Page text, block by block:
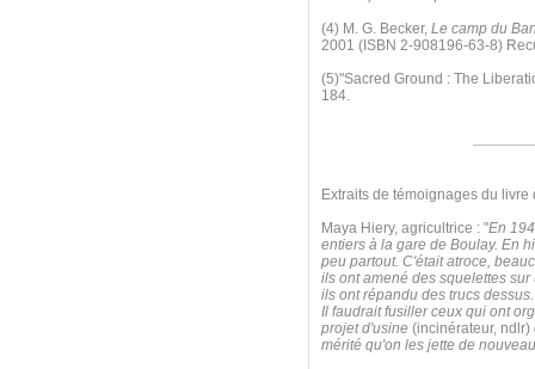
(4) M. G. Becker, Le camp du
2001 (ISBN 2-908196-63-8)
(5)"Sacred Ground : The
184.
Extraits de témoignages du livre
Maya Hiery, agricultrice : "En
entiers à la gare de Boulay. En
peu partout. C'était atroce,
ils ont amené des squelettes
ils ont répandu des trucs
Il faudrait fusiller ceux qui ont
projet d'usine (incinérateur, ndlr)
mérité qu'on les jette de